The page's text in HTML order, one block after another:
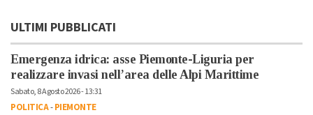
ULTIMI PUBBLICATI
Emergenza idrica: asse Piemonte-Liguria per
realizzare invasi nell’area delle Alpi Marittime
Sabato, 8 Agosto 2026 - 13:31
POLITICA-PIEMONTE